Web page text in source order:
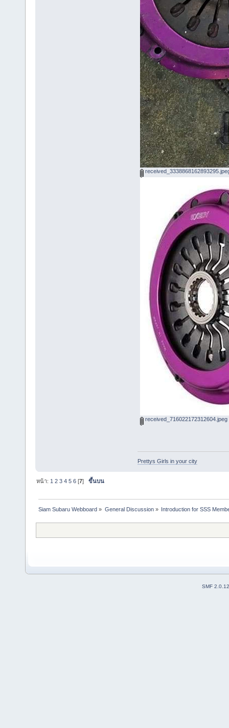
received_716022172312604.jpeg
Prettys Girls in your city
หน้า: 1 2 3 4 5 6 [7]ขึ้นบน
Siam Subaru Webboard » General Discussion» Introduction for SSS
SMF 2.0.12